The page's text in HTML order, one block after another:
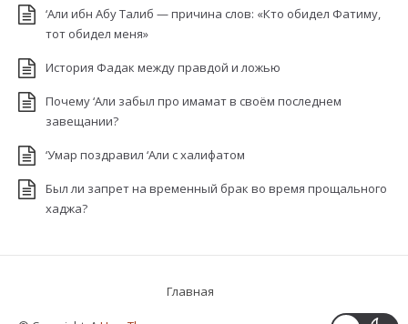
‘Али ибн Абу Талиб — причина слов: «Кто обидел Фатиму,
тот обидел меня»
История Фадак между правдой и ложью
Почему ‘Али забыл про имамат в своём последнем
завещании?
‘Умар поздравил ‘Али с халифатом
Был ли запрет на временный брак во время прощального
хаджа?
Главная